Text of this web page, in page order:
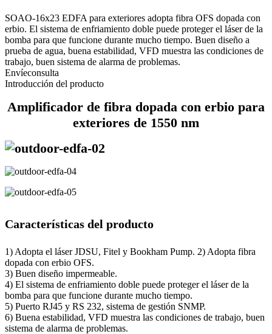
SOAO-16x23 EDFA para exteriores adopta fibra OFS dopada con
erbio. El sistema de enfriamiento doble puede proteger el láser de la
bomba para que funcione durante mucho tiempo. Buen diseño a
prueba de agua, buena estabilidad, VFD muestra las condiciones de
trabajo, buen sistema de alarma de problemas.
Envíeconsulta
Introducción del producto
Amplificador de fibra dopada con erbio para
exteriores de 1550 nm
Características del producto
1) Adopta el láser JDSU, Fitel y Bookham Pump. 2) Adopta fibra
dopada con erbio OFS.
3) Buen diseño impermeable.
4) El sistema de enfriamiento doble puede proteger el láser de la
bomba para que funcione durante mucho tiempo.
5) Puerto RJ45 y RS 232, sistema de gestión SNMP.
6) Buena estabilidad, VFD muestra las condiciones de trabajo, buen
sistema de alarma de problemas.